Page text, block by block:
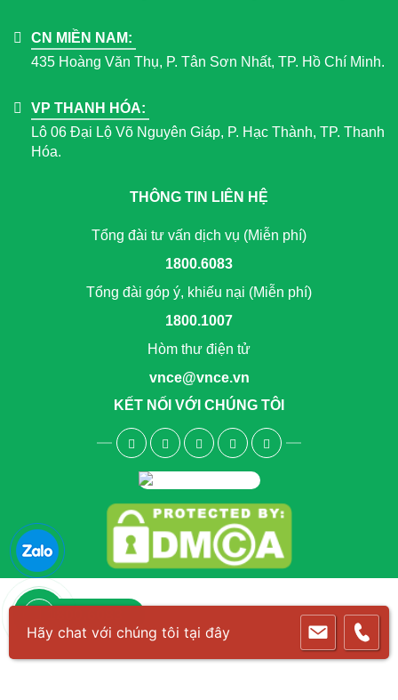
CN MIỀN NAM:
435 Hoàng Văn Thụ, P. Tân Sơn Nhất, TP. Hồ Chí Minh.
VP THANH HÓA:
Lô 06 Đại Lộ Võ Nguyên Giáp, P. Hạc Thành, TP. Thanh
Hóa.
THÔNG TIN LIÊN HỆ
Tổng đài tư vấn dịch vụ (Miễn phí)
1800.6083
Tổng đài góp ý, khiếu nại (Miễn phí)
1800.1007
Hòm thư điện tử
vnce@vnce.vn
KẾT NỐI VỚI CHÚNG TÔI
Hãy chat với chúng tôi tại đây